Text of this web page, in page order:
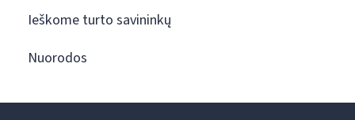
Ieškome turto savininkų
Nuorodos